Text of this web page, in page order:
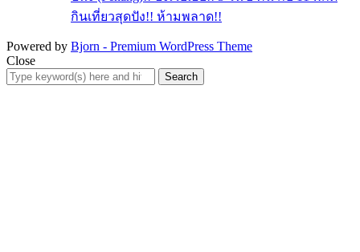
กินเที่ยวสุดปัง!! ห้ามพลาด!!
Powered by Bjorn - Premium WordPress Theme
Close